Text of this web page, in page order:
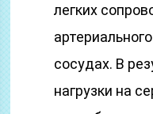
легких
сосудах. В
нагрузки на